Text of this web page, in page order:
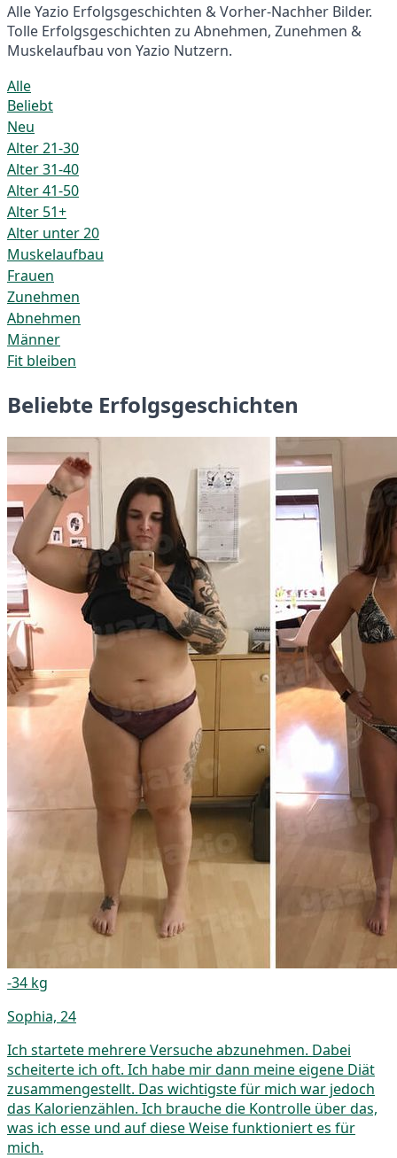
Alle Yazio Erfolgsgeschichten & Vorher-Nachher Bilder.
Tolle Erfolgsgeschichten zu Abnehmen, Zunehmen &
Muskelaufbau von Yazio Nutzern.
Alle
Beliebt
Neu
Alter 21-30
Alter 31-40
Alter 41-50
Alter 51+
Alter unter 20
Muskelaufbau
Frauen
Zunehmen
Abnehmen
Männer
Fit bleiben
Beliebte Erfolgsgeschichten
-34 kg
Sophia, 24
Ich startete mehrere Versuche abzunehmen. Dabei
scheiterte ich oft. Ich habe mir dann meine eigene Diät
zusammengestellt. Das wichtigste für mich war jedoch
das Kalorienzählen. Ich brauche die Kontrolle über das,
was ich esse und auf diese Weise funktioniert es für
mich.